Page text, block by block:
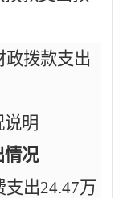
政拨款支出
明
情况
支出24.47万